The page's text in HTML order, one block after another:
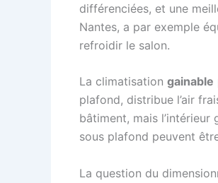
différenciées, et une
Nantes, a par exemple
refroidir le salon.
La climatisation gainable
plafond, distribue l’air
bâtiment, mais
sous plafond peuvent
La question du